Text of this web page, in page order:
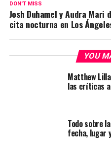
DON'T MISS
Josh Duhamel y Audra
cita nocturna en Los
YOU
Matthew
las críticas
Todo sobre
fecha, lugar